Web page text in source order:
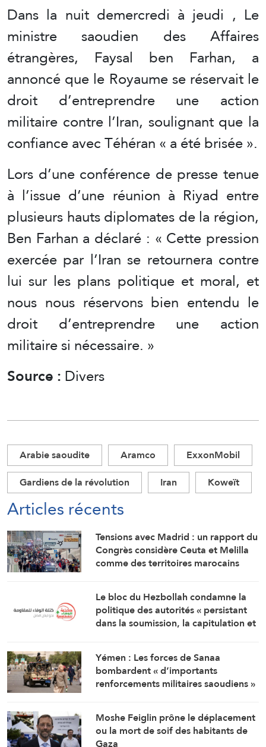
Dans la nuit demercredi à jeudi , Le
ministre saoudien des Affaires
étrangères, Faysal ben Farhan, a
annoncé que le Royaume se réservait le
droit d’entreprendre une action
militaire contre l’Iran, soulignant que la
confiance avec Téhéran « a été brisée ».
Lors d’une conférence de presse tenue
à l’issue d’une réunion à Riyad entre
plusieurs hauts diplomates de la région,
Ben Farhan a déclaré : « Cette pression
exercée par l’Iran se retournera contre
lui sur les plans politique et moral, et
nous nous réservons bien entendu le
droit d’entreprendre une action
militaire si nécessaire. »
Source :Divers
Arabie saoudite Aramco
ExxonMobil
Gardiens de la révolution
Iran Koweït
Articles récents
Tensions avec Madrid : un rapport du
Congrès considère Ceuta et Melilla
comme des territoires marocains
Le bloc du Hezbollah condamne la
politique des autorités « persistant
dans la soumission, la capitulation et
Yémen : Les forces de Sanaa
bombardent « d’importants
renforcements militaires saoudiens »
des régions libérées
Moshe Feiglin prône le déplacement
ou la mort de soif des habitants de